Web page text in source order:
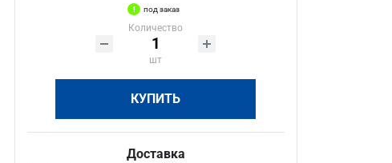
под заказ
Количество
шт
КУПИТЬ
Доставка